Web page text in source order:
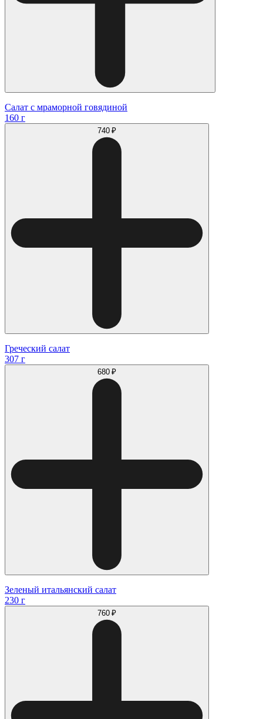
Салат с мраморной говядиной
160 г
740 ₽
Греческий салат
307 г
680 ₽
Зеленый итальянский салат
230 г
760 ₽